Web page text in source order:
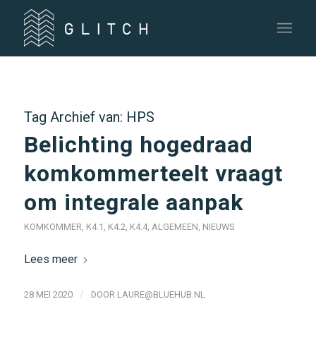
Tag Archief van: HPS
Belichting hogedraad
komkommerteelt vraagt
om integrale aanpak
KOMKOMMER, K4.1 , K4.2, K4.4, ALGEMEEN, NIEUWS
Lees meer
28 MEI 2020 / DOOR LAURE@BLUEHUB.NL